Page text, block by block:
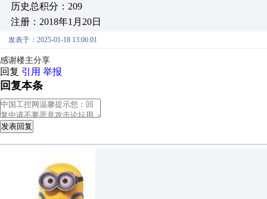
历史总积分：209
注册：2018年1月20日
发表于：2025-01-18 13:06:01
感谢楼主分享
回复 引用 举报
回复本条
发表回复